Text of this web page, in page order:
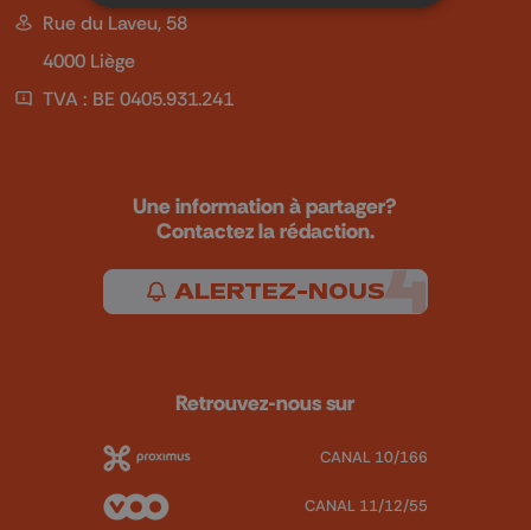
Rue du Laveu, 58
4000 Liège
TVA : BE 0405.931.241
Une information à partager?
Contactez la rédaction.
ALERTEZ-NOUS
Retrouvez-nous sur
CANAL 10/166
CANAL 11/12/55